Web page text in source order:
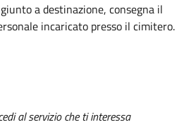
a destinazione, consegna il
incaricato presso il cimitero.
al servizio che ti interessa